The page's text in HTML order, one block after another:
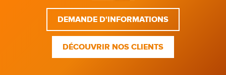
DEMANDE D'INFORMATIONS
DÉCOUVRIR NOS CLIENTS